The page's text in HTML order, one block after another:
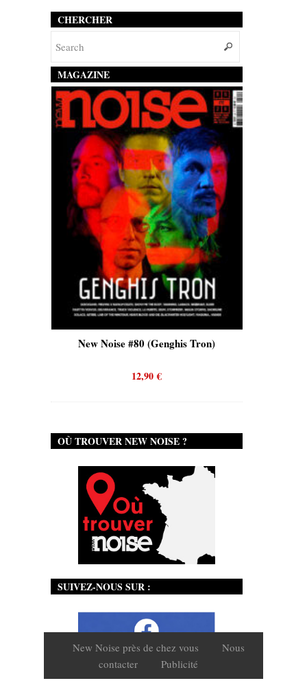
CHERCHER
MAGAZINE
New Noise #80 (Genghis Tron)
12,90€
OÙ TROUVER NEW NOISE ?
SUIVEZ-NOUS SUR :
New Noise près de chez vous
Nous
contacter
Publicité